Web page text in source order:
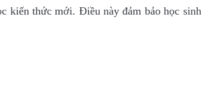
kiến thức mới. Điều này đảm bảo học sinh